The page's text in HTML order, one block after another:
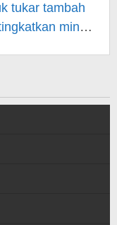
tukar tambah
minat